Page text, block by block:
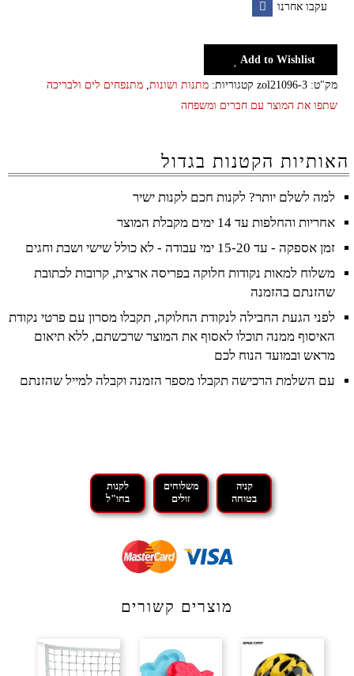
עםעקבו אחרנו
Add to Wishlist
מק"ט: zol21096-3 קטגוריות: מתנות ושונות, מתנפחים לים ולבריכה
שתפו את המוצר עם חברים ומשפחה
האותיות הקטנות בגדול
למה לשלם יותר? לקנות חכם לקנות ישיר
אחריות והחלפות עד 14 ימים מקבלת המוצר
זמן אספקה - עד 15-20 ימי עבודה - לא כולל שישי ושבת וחגים
משלוח למאות נקודות חלוקה בפריסה ארצית, קרובות לכתובת
שהזנתם בהזמנה
לפני הגעת החבילה לנקודת החלוקה, תקבלו מסרון עם פרטי נקודת
האיסוף ממנה תוכלו לאסוף את המוצר שרכשתם, ללא תיאום
מראש ובמועד הנוח לכם
עם השלמת הרכישה תקבלו מספר הזמנה וקבלה למייל שהזנתם
קניה
בטוחה
משלוחים
זולים
לקנות
בחו"ל
מוצרים קשורים